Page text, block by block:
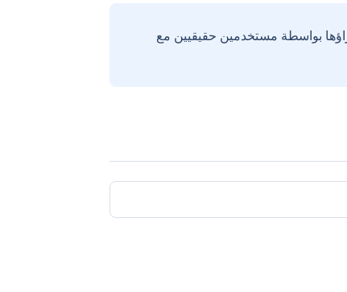
بواسطة مستخدمين حقيقيين مع